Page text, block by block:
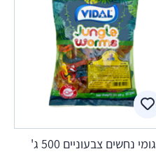
גומי נחשים צבעוניים 500 ג'